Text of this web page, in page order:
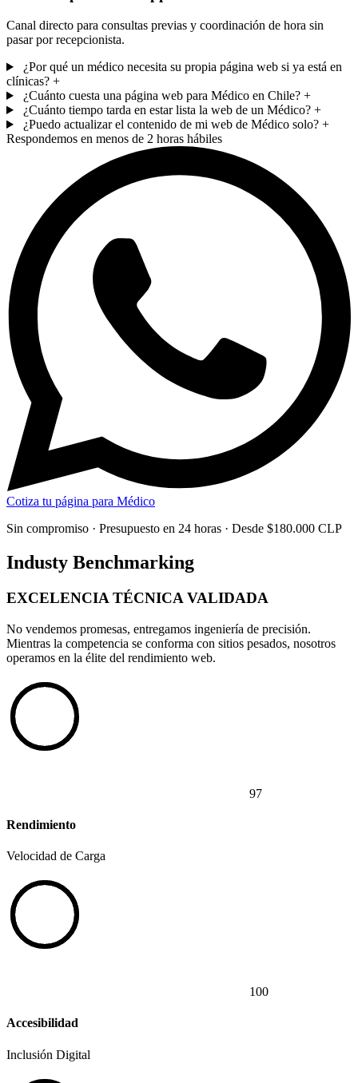
Canal directo para consultas previas y coordinación de hora sin
pasar por recepcionista.
¿Por qué un médico necesita su propia página web si ya está en
clínicas? +
¿Cuánto cuesta una página web para Médico en Chile? +
¿Cuánto tiempo tarda en estar lista la web de un Médico? +
¿Puedo actualizar el contenido de mi web de Médico solo? +
Respondemos en menos de 2 horas hábiles
Cotiza tu página para Médico
Sin compromiso · Presupuesto en 24 horas · Desde $180.000 CLP
Industy Benchmarking
EXCELENCIA TÉCNICA VALIDADA
No vendemos promesas, entregamos ingeniería de precisión.
Mientras la competencia se conforma con sitios pesados, nosotros
operamos en la élite del rendimiento web.
97
Rendimiento
Velocidad de Carga
100
Accesibilidad
Inclusión Digital